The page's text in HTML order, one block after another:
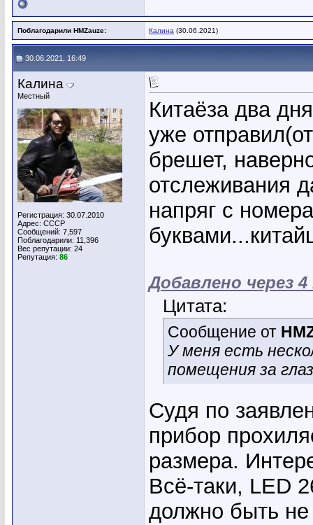
Поблагодарили HMZauze: Калина (30.06.2021)
30.06.2021, 16:49
Калина
Местный
Регистрация: 30.07.2010
Адрес: СССР
Сообщений: 7,597
Поблагодарили: 11,396
Вес репутации: 24
Репутация: 86
Китаёза два
уже
брешет,
отслеживания
напряг с
Добавлено через
Цитата:
Сообщение от
У меня есть
помещения за
Судя по
прибор
размера.
Всё-таки, LED
должно быть не